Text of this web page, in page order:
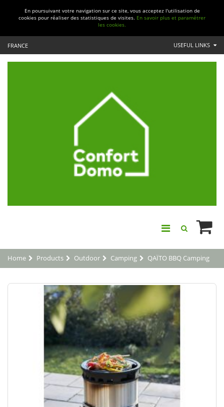
En poursuivant votre navigation sur ce site, vous acceptez l'utilisation de
cookies pour réaliser des statistiques de visites. En savoir plus et paramétrer
les cookies.
FRANCE USEFUL LINKS
Home Products Outdoor Camping QAÏTO BBQ Camping